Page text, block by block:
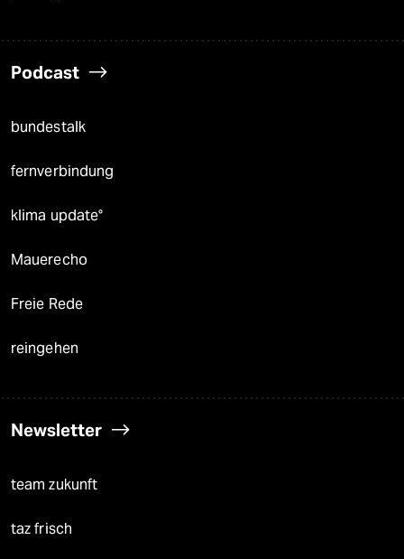
Podcast
bundestalk
fernverbindung
klima update°
Mauerecho
Freie Rede
reingehen
Newsletter
team zukunft
taz frisch